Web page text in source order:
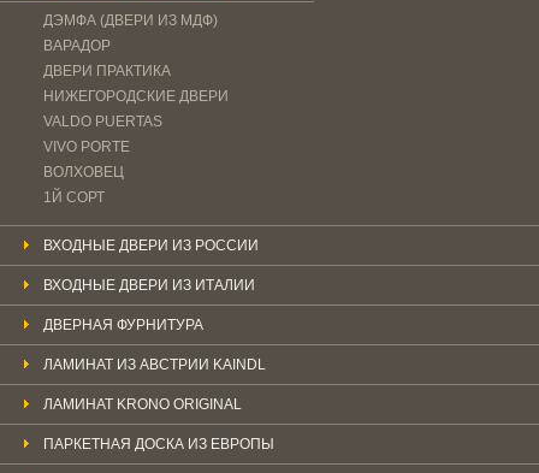
ДЭМФА (ДВЕРИ ИЗ МДФ)
ВАРАДОР
ДВЕРИ ПРАКТИКА
НИЖЕГОРОДСКИЕ ДВЕРИ
VALDO PUERTAS
VIVO PORTE
ВОЛХОВЕЦ
1Й СОРТ
ВХОДНЫЕ ДВЕРИ ИЗ РОССИИ
ВХОДНЫЕ ДВЕРИ ИЗ ИТАЛИИ
ДВЕРНАЯ ФУРНИТУРА
ЛАМИНАТ ИЗ АВСТРИИ KAINDL
ЛАМИНАТ KRONO ORIGINAL
ПАРКЕТНАЯ ДОСКА ИЗ ЕВРОПЫ